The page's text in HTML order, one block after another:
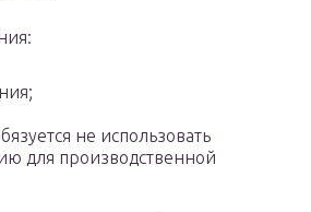
не использовать
для производственной